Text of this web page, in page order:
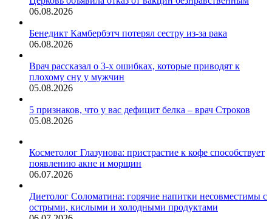
06.08.2026
Бенедикт Камбербэтч потерял сестру из-за рака
06.08.2026
Врач рассказал о 3-х ошибках, которые приводят к
плохому сну у мужчин
05.08.2026
5 признаков, что у вас дефицит белка – врач Строков
05.08.2026
Косметолог Глазунова: пристрастие к кофе способствует
появлению акне и морщин
06.07.2026
Диетолог Соломатина: горячие напитки несовместимы с
острыми, кислыми и холодными продуктами